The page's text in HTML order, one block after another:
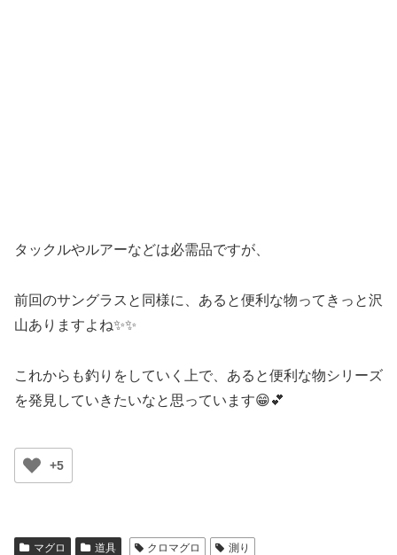
タックルやルアーなどは必需品ですが、
前回のサングラスと同様に、あると便利な物ってきっと沢
山ありますよね✨✨
これからも釣りをしていく上で、あると便利な物シリーズ
を発見していきたいなと思っています😁💕
+5
マグロ 道具 クロマグロ 測り